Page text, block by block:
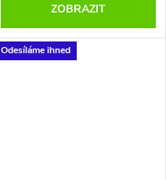
ZOBRAZIT
Odesíláme ihned